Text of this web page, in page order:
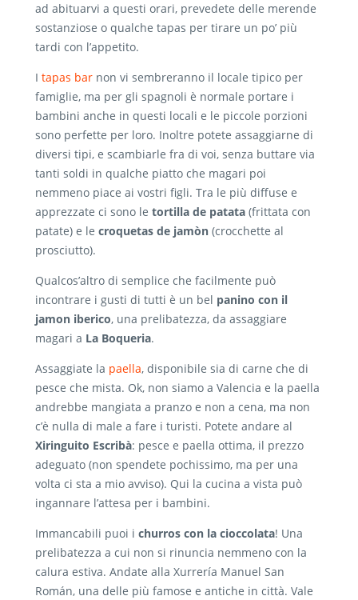
ad abituarvi a questi orari, prevedete delle merende
sostanziose o qualche tapas per tirare un po’ più
tardi con l’appetito.
I tapas bar non vi sembreranno il locale tipico per
famiglie, ma per gli spagnoli è normale portare i
bambini anche in questi locali e le piccole porzioni
sono perfette per loro. Inoltre potete assaggiarne di
diversi tipi, e scambiarle fra di voi, senza buttare via
tanti soldi in qualche piatto che magari poi
nemmeno piace ai vostri figli. Tra le più diffuse e
apprezzate ci sono le tortilla de patata (frittata con
patate) e le croquetas de jamòn (crocchette al
prosciutto).
Qualcos’altro di semplice che facilmente può
incontrare i gusti di tutti è un bel panino con il
jamon iberico, una prelibatezza, da assaggiare
magari a La Boqueria.
Assaggiate la paella, disponibile sia di carne che di
pesce che mista. Ok, non siamo a Valencia e la paella
andrebbe mangiata a pranzo e non a cena, ma non
c’è nulla di male a fare i turisti. Potete andare al
Xiringuito Escribà: pesce e paella ottima, il prezzo
adeguato (non spendete pochissimo, ma per una
volta ci sta a mio avviso). Qui la cucina a vista può
ingannare l’attesa per i bambini.
Immancabili puoi i churros con la cioccolata! Una
prelibatezza a cui non si rinuncia nemmeno con la
calura estiva. Andate alla Xurrería Manuel San
Román, una delle più famose e antiche in città. Vale